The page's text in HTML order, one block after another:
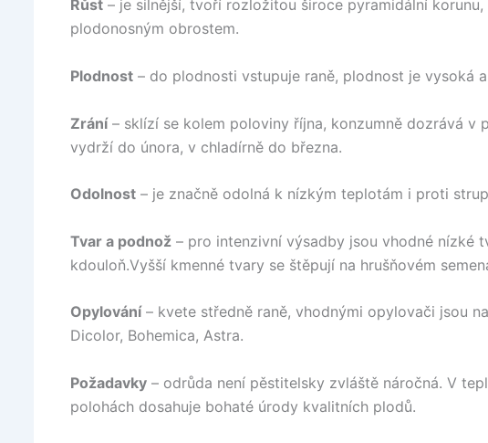
Růst – je silnější, tvoří rozložitou široce pyramidální
plodonosným obrostem.
Plodnost – do plodnosti vstupuje raně, plodnost je vysoká
Zrání– sklízí se kolem poloviny října, konzumně dozrává v
vydrží do února, v chladírně do března.
Odolnost – je značně odolná k nízkým teplotám i proti
Tvar a podnož – pro intenzivní výsadby jsou vhodné nízké
kdouloň.Vyšší kmenné tvary se štěpují na hrušňovém
Opylování– kvete středně raně, vhodnými opylovači jsou
Dicolor, Bohemica, Astra.
Požadavky – odrůda není pěstitelsky zvláště náročná. V
polohách dosahuje bohaté úrody kvalitních plodů.